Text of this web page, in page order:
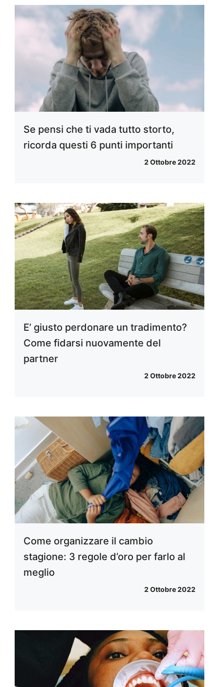
Se pensi che ti vada tutto storto,
ricorda questi 6 punti importanti
2 Ottobre 2022
E’ giusto perdonare un tradimento?
Come fidarsi nuovamente del
partner
2 Ottobre 2022
Come organizzare il cambio
stagione: 3 regole d’oro per farlo al
meglio
2 Ottobre 2022